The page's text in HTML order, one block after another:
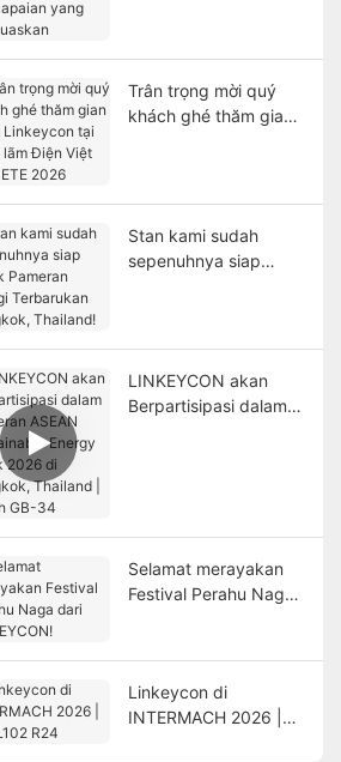
Trân trọng mời quý
khách ghé thăm gian
Stan kami sudah
sepenuhnya siap
LINKEYCON akan
Berpartisipasi dalam
Selamat merayakan
Festival Perahu Naga
Linkeycon di
INTERMACH 2026 |